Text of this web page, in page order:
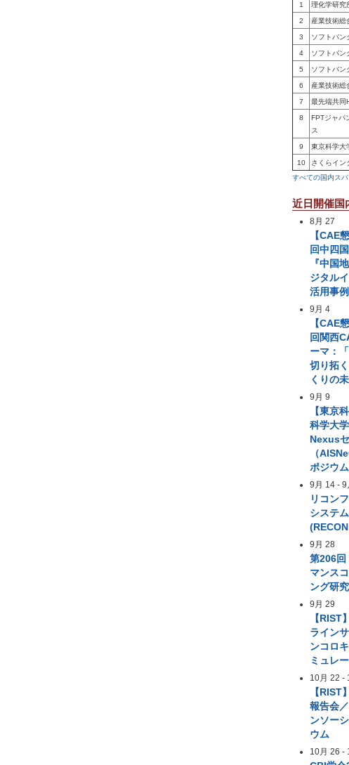
1 理化学研究
2 産業技術総
3 ソフトバン
4 ソフトバン
5 ソフトバン
6 産業技術総
7 最先端共同
8
FPTジャパ
ス
9 東京科学大
10
さくらイン
すべての国内ス
近日開催国
8月 27
【CAE
回中四
『中国
ジタル
活用事
9月 4
【CAE
回関西
ーマ：
切り拓
くりの
9月 9
【東京
科学大
Nexus
（
ポジウム
9月 14 -9
リコン
システ
9月 28
第206回
マンス
ング研
9月 29
【RIST
ライン
ンコロ
ミュレ
10月 22 -
【RIST
報告会
ンソー
ウム
10月 26 -